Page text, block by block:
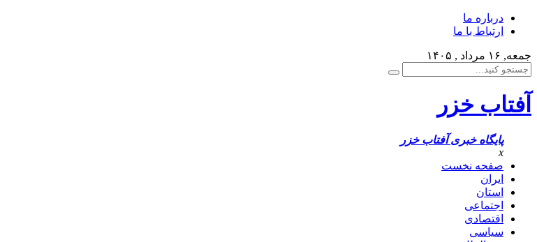
درباره ما
ارتباط با ما
جمعه, ۱۶ مرداد , ۱۴۰۵
آفتاب خزر
پایگاه خبری آفتاب خزر
x
صفحه نخست
ایران
استان
اجتماعی
اقتصادی
سیاسی